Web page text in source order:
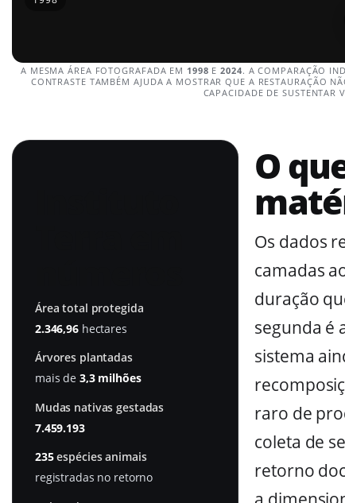
A MESMA ÁREA FOTOGRAFADA EM 1998 E2024. A COMPARAÇÃO
CONTRASTE TAMBÉM AJUDA A MOSTRAR QUE A RESTAURAÇÃO
CAPACIDADE DE
Área total protegida
2.346,96 hectares
Árvores plantadas
mais de 3,3 milhões
Mudas nativas gestadas
7.459.193
235espécies animais
registradas no retorno
O
Os dados
camadas
duração
segunda é
sistema
raro de
coleta de
retorno